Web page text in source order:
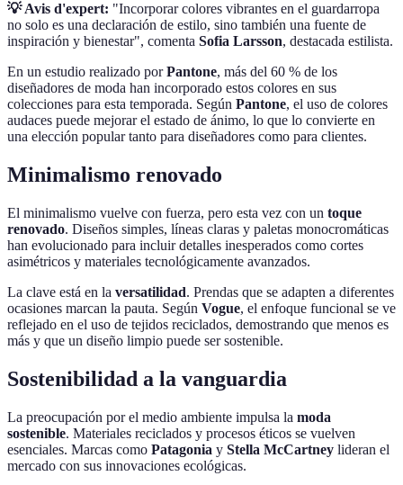
💡 Avis d'expert: "Incorporar colores vibrantes en el guardarropa
no solo es una declaración de estilo, sino también una fuente de
inspiración y bienestar", comenta Sofia Larsson, destacada estilista.
En un estudio realizado porPantone, más del 60 % de los
diseñadores de moda han incorporado estos colores en sus
colecciones para esta temporada. Según Pantone, el uso de colores
audaces puede mejorar el estado de ánimo, lo que lo convierte en
una elección popular tanto para diseñadores como para clientes.
Minimalismo renovado
El minimalismo vuelve con fuerza, pero esta vez con un toque
renovado. Diseños simples, líneas claras y paletas monocromáticas
han evolucionado para incluir detalles inesperados como cortes
asimétricos y materiales tecnológicamente avanzados.
La clave está en la versatilidad. Prendas que se adapten a diferentes
ocasiones marcan la pauta. Según Vogue, el enfoque funcional se ve
reflejado en el uso de tejidos reciclados, demostrando que menos es
más y que un diseño limpio puede ser sostenible.
Sostenibilidad a la vanguardia
La preocupación por el medio ambiente impulsa la moda
sostenible. Materiales reciclados y procesos éticos se vuelven
esenciales. Marcas como Patagonia y Stella McCartney lideran el
mercado con sus innovaciones ecológicas.